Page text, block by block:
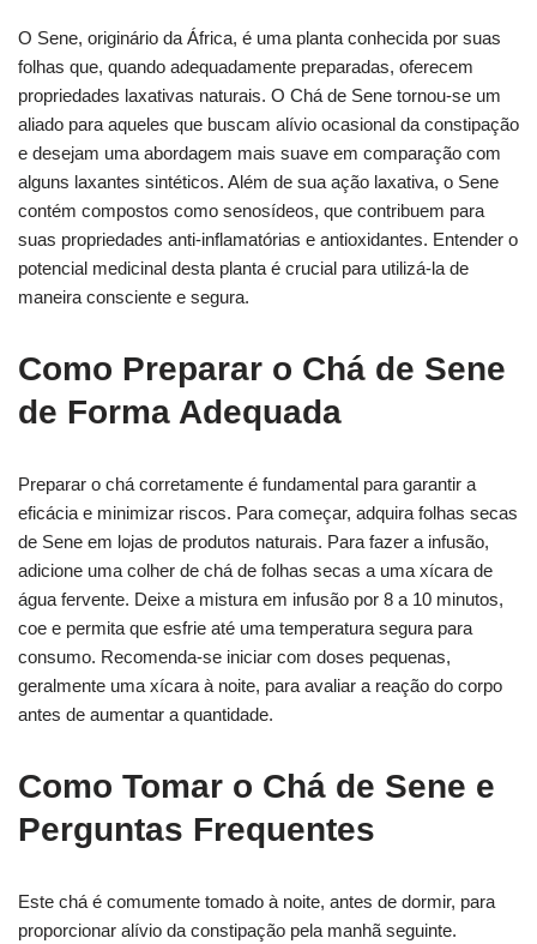
O Sene, originário da África, é uma planta conhecida por suas
folhas que, quando adequadamente preparadas, oferecem
propriedades laxativas naturais. O Chá de Sene tornou-se um
aliado para aqueles que buscam alívio ocasional da constipação
e desejam uma abordagem mais suave em comparação com
alguns laxantes sintéticos. Além de sua ação laxativa, o Sene
contém compostos como senosídeos, que contribuem para
suas propriedades anti-inflamatórias e antioxidantes. Entender o
potencial medicinal desta planta é crucial para utilizá-la de
maneira consciente e segura.
Como Preparar o Chá de Sene
de Forma Adequada
Preparar o chá corretamente é fundamental para garantir a
eficácia e minimizar riscos. Para começar, adquira folhas secas
de Sene em lojas de produtos naturais. Para fazer a infusão,
adicione uma colher de chá de folhas secas a uma xícara de
água fervente. Deixe a mistura em infusão por 8 a 10 minutos,
coe e permita que esfrie até uma temperatura segura para
consumo. Recomenda-se iniciar com doses pequenas,
geralmente uma xícara à noite, para avaliar a reação do corpo
antes de aumentar a quantidade.
Como Tomar o Chá de Sene e
Perguntas Frequentes
Este chá é comumente tomado à noite, antes de dormir, para
proporcionar alívio da constipação pela manhã seguinte.